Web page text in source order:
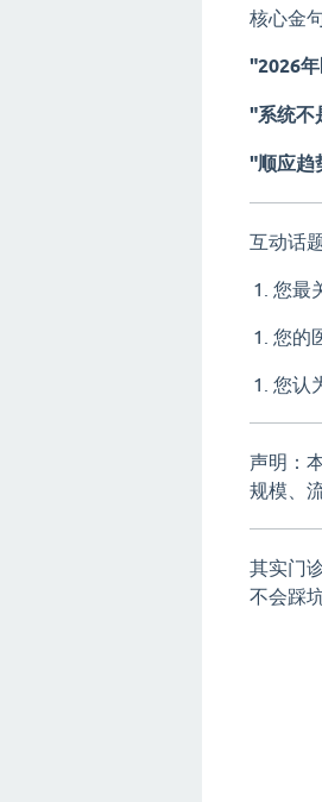
核心金
"2026
"系统不
"顺应趋
互动话
您最
您的
您认
声明：
规模、
其实门
不会踩